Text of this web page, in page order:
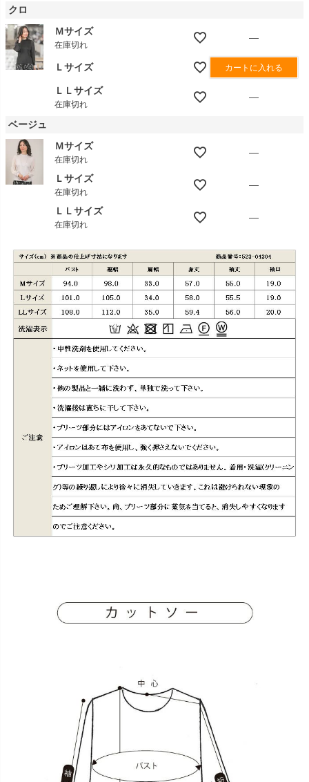
クロ
Ｍサイズ
在庫切れ
—
Ｌサイズ カートに入れる
ＬＬサイズ
在庫切れ
—
ベージュ
Ｍサイズ
在庫切れ
—
Ｌサイズ
在庫切れ
—
ＬＬサイズ
在庫切れ
—